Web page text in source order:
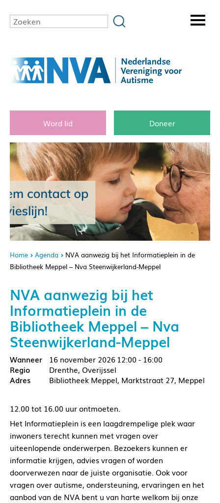
Word lid Doneer
Home Agenda
NVA aanwezig bij het Informatieplein in de
Bibliotheek Meppel – Nva Steenwijkerland-Meppel
NVA aanwezig bij het
Informatieplein in de
Bibliotheek Meppel – Nva
Steenwijkerland-Meppel
16 november 2026 12:00 - 16:00
Drenthe, Overijssel
Bibliotheek Meppel, Marktstraat 27, Meppel
12.00 tot 16.00 uur ontmoeten.
Het Informatieplein is een laagdrempelige plek waar
inwoners terecht kunnen met vragen over
uiteenlopende onderwerpen. Bezoekers kunnen er
informatie krijgen, advies vragen of worden
doorverwezen naar de juiste organisatie. Ook voor
vragen over autisme, ondersteuning, ervaringen en het
aanbod van de NVA bent u van harte welkom bij onze